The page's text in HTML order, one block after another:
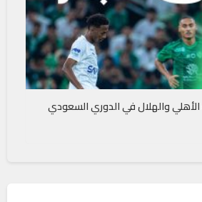
والهلال في الدوري السعودي